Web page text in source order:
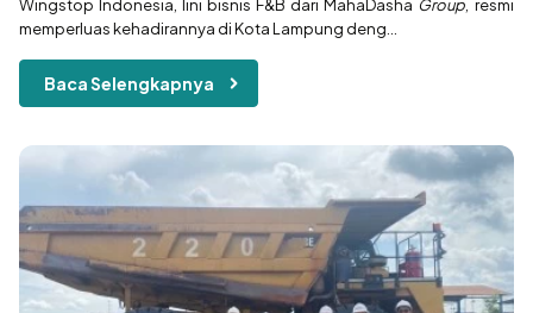
Wingstop Indonesia, lini bisnis F&B dari MahaDasha Group, resmi
memperluas kehadirannya di Kota Lampung deng...
Baca Selengkapnya